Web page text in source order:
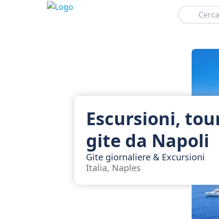
Cerca
Escursioni,
gite da Napoli
Gite giornaliere & Excursioni
Italia, Naples